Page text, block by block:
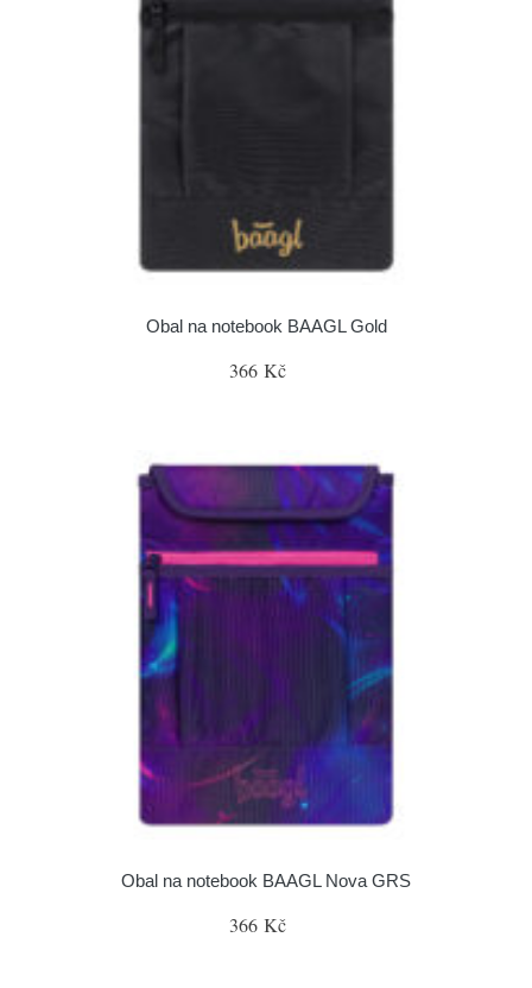
Obal na notebook BAAGL Gold
366 Kč
Obal na notebook BAAGL Nova GRS
366 Kč